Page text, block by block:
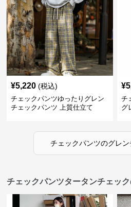
¥5,220 (税込)
チェックパンツゆったりグレン
チェックパンツ 上質仕立て
¥
チ
グ
チェックパンツのグレン
チェックパンツタータンチェッ